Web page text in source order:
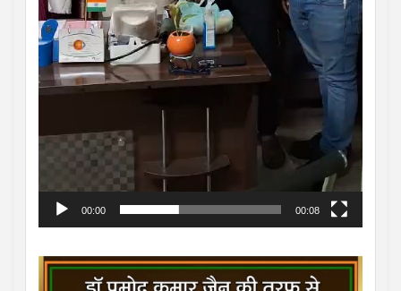
00:00 00:08